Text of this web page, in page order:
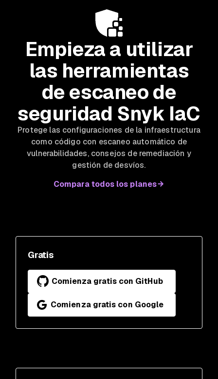
Empieza a utilizar
las herramientas
de escaneo de
seguridad Snyk IaC
Protege las configuraciones de la infraestructura
como código con escaneo automático de
vulnerabilidades, consejos de remediación y
gestión de desvíos.
Compara todos los planes
Gratis
Comienza gratis con GitHub
Comienza gratis con Google